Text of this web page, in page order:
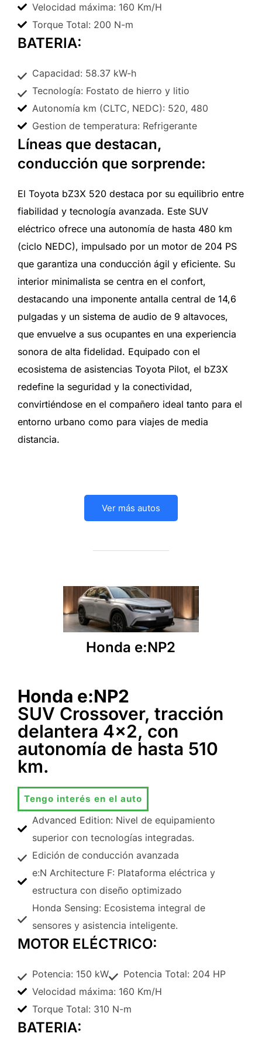
Velocidad máxima: 160 Km/H
Torque Total: 200 N-m
BATERIA:
Capacidad: 58.37 kW-h
Tecnología: Fostato de hierro y litio
Autonomía km (CLTC, NEDC): 520, 480
Gestion de temperatura: Refrigerante
Líneas que destacan,
conducción que sorprende:
El Toyota bZ3X 520 destaca por su equilibrio entre
fiabilidad y tecnología avanzada. Este SUV
eléctrico ofrece una autonomía de hasta 480 km
(ciclo NEDC), impulsado por un motor de 204 PS
que garantiza una conducción ágil y eficiente. Su
interior minimalista se centra en el confort,
destacando una imponente antalla central de 14,6
pulgadas y un sistema de audio de 9 altavoces,
que envuelve a sus ocupantes en una experiencia
sonora de alta fidelidad. Equipado con el
ecosistema de asistencias Toyota Pilot, el bZ3X
redefine la seguridad y la conectividad,
convirtiéndose en el compañero ideal tanto para el
entorno urbano como para viajes de media
distancia.
Ver más autos
Honda e:NP2
Honda e:NP2
SUV Crossover, tracción
delantera 4x2, con
autonomía de hasta 510
km.
Tengo interés en el auto
Advanced Edition: Nivel de equipamiento
superior con tecnologías integradas.
Edición de conducción avanzada
e:N Architecture F: Plataforma eléctrica y
estructura con diseño optimizado
Honda Sensing: Ecosistema integral de
sensores y asistencia inteligente.
MOTOR ELÉCTRICO:
Potencia: 150 kW
Potencia Total: 204 HP
Velocidad máxima: 160 Km/H
Torque Total: 310 N-m
BATERIA: